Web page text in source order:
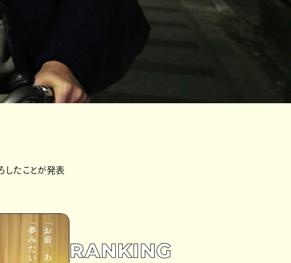
したことが発表
RANKING